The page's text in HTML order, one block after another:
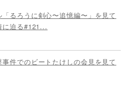
「るろうに剣心〜追憶編〜」を見て
に迫る#121...
件でのビートたけしの会見を見て